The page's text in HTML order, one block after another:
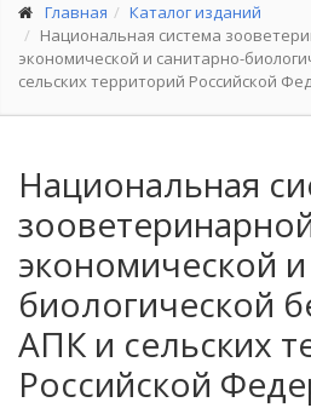
Главная
Каталог изданий
Национальная система
экономической и санитарно-
сельских территорий Российской
Национальная
экономической
биологической
АПК и сельских
Российской